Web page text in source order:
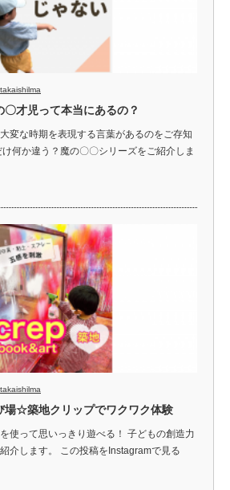
takaishilma
才児って本当にあるの？
変な時期を表現する言葉があるのをご存知
何か違う？魔の〇〇シリーズをご紹介しま
takaishilma
場☆築地クリップでワクワク体験
使って思いっきり遊べる！ 子どもの創造力
介します。 この投稿をInstagramで見る